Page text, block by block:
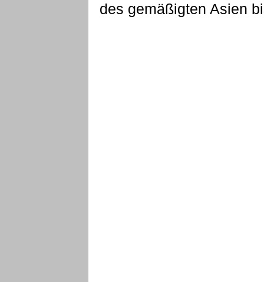
des gemäßigten Asien